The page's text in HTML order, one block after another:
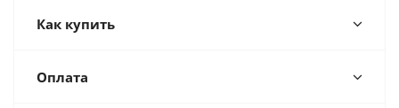
Как купить
Оплата